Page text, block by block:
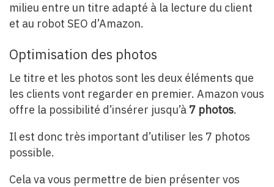
milieu entre un titre adapté à la lecture du client
et au robot SEO d’Amazon.
Optimisation des photos
Le titre et les photos sont les deux éléments que
les clients vont regarder en premier. Amazon vous
offre la possibilité d’insérer jusqu’à 7 photos.
Il est donc très important d’utiliser les 7 photos
possible.
Cela va vous permettre de bien présenter vos